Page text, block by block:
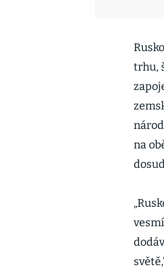
trhu,
na